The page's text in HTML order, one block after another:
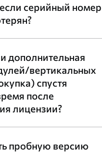
серийный номер
дополнительная
вертикальных
спустя
после
лицензии?
пробную версию